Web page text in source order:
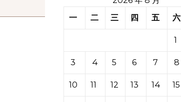
一
二 三 四 五 六
1
3 4 5 6 7 8
10 11 12 13 14 15